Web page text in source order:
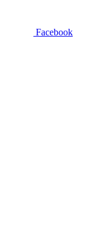
Facebook